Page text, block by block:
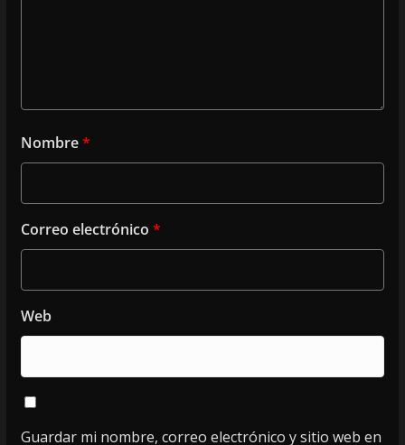
Nombre*
Correo electrónico *
Web
Guardar mi nombre, correo electrónico y sitio web en